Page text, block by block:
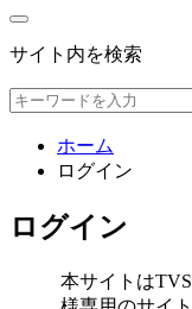
サイト内を検索
ホーム
ログイン
ログイン
本サイトは